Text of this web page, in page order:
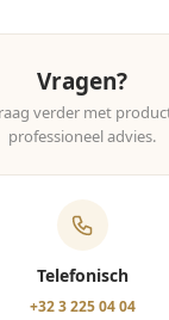
Vragen?
verder met
professioneel advies.
Telefonisch
+32 3 225 04 04